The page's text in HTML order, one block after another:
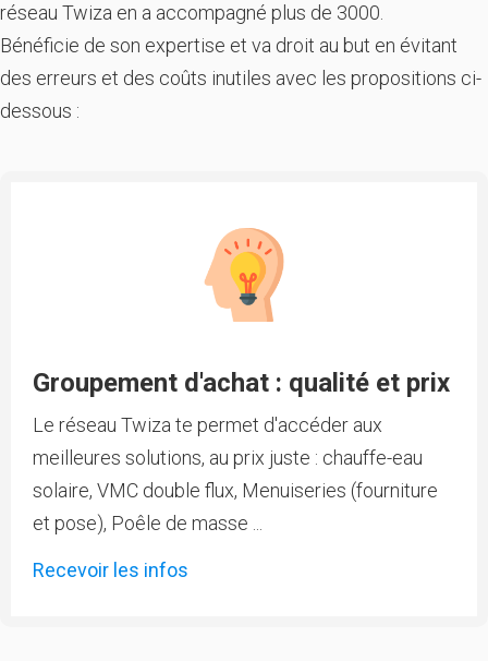
réseau Twiza en a accompagné plus de 3000.
Bénéficie de son expertise et va droit au but en évitant
des erreurs et des coûts inutiles avec les propositions ci-
dessous :
Groupement d'achat : qualité et prix
Le réseau Twiza te permet d'accéder aux
meilleures solutions, au prix juste : chauffe-eau
solaire, VMC double flux, Menuiseries (fourniture
et pose), Poêle de masse ...
Recevoir les infos